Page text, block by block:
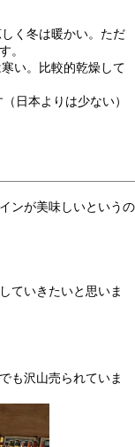
く冬は暖かい。ただ
。
い。比較的乾燥して
日本よりは少ない）
ンが美味しいというの
ていきたいと思いま
も沢山売られていま